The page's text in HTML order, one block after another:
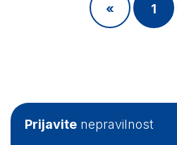
« 1
Prijavite nepravilnost